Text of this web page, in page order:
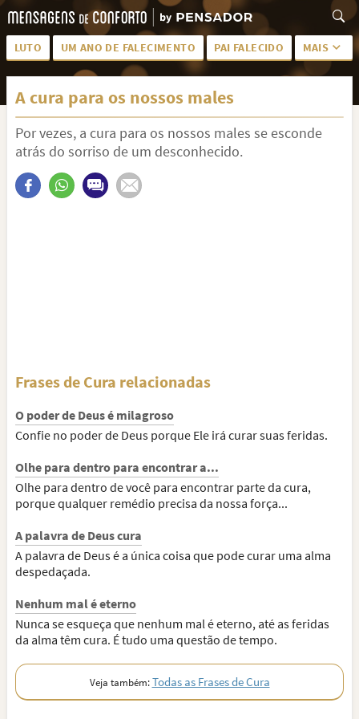
LUTO UM ANO DE FALECIMENTO PAI FALECIDO MAIS
LUTO PARA AMIGA PALAVRAS
SAUDADES DA MÃE
PÊSAMES PARA AMIGA DESCANSE EM PAZ
FRASES DE LUTO PARA AMIGO
A cura para os nossos males
Por vezes, a cura para os nossos males se esconde
atrás do sorriso de um desconhecido.
Frases de Cura relacionadas
O poder de Deus é milagroso
Confie no poder de Deus porque Ele irá curar suas feridas.
Olhe para dentro para encontrar a...
Olhe para dentro de você para encontrar parte da cura,
porque qualquer remédio precisa da nossa força...
A palavra de Deus cura
A palavra de Deus é a única coisa que pode curar uma alma
despedaçada.
Nenhum mal é eterno
Nunca se esqueça que nenhum mal é eterno, até as feridas
da alma têm cura. É tudo uma questão de tempo.
Veja também:Todas as Frases de Cura